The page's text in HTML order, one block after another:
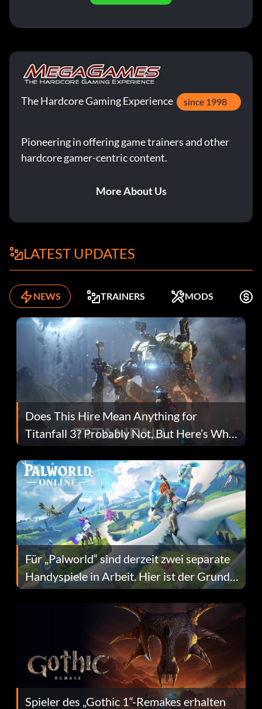
The Hardcore Gaming Experience since 1998
Pioneering in offering game trainers and other
hardcore gamer-centric content.
More About Us
LATEST UPDATES
NEWS TRAINERS MODS
Does This Hire Mean Anything for
Titanfall 3? Probably Not, But Here’s Why
Fans Are Hopeful
Für „Palworld“ sind derzeit zwei separate
Handyspiele in Arbeit. Hier ist der Grund
dafür.
Spieler des „Gothic 1“-Remakes erhalten